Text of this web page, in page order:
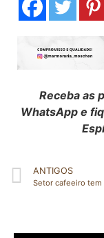
Receba as
WhatsApp e
ANTIGOS